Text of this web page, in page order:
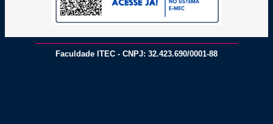
Faculdade ITEC - CNPJ: 32.423.690/0001-88